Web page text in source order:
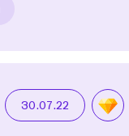
30.07.22